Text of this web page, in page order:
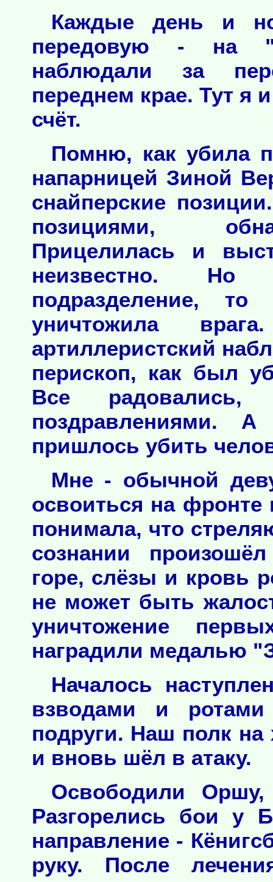
Каждые день и
передовую - на
наблюдали за
переднем крае. Тут я
счёт.
Помню, как убила
напарницей Зиной
снайперские
позициями,
Прицелилась и
неизвестно.
подразделение,
уничтожила
артиллеристский
перископ, как был
Все
поздравлениями.
пришлось убить
Мне - обычной
освоиться на
понимала, что
сознании
горе, слёзы и кровь
не может быть
уничтожение
наградили медалью
Началось
взводами и
подруги. Наш полк
и вновь шёл в атаку.
Освободили
Разгорелись бои у
направление -
руку. После